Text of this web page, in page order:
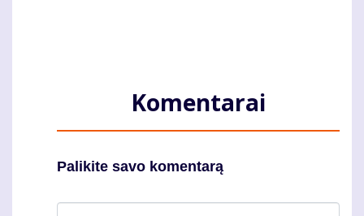
Komentarai
Palikite savo komentarą